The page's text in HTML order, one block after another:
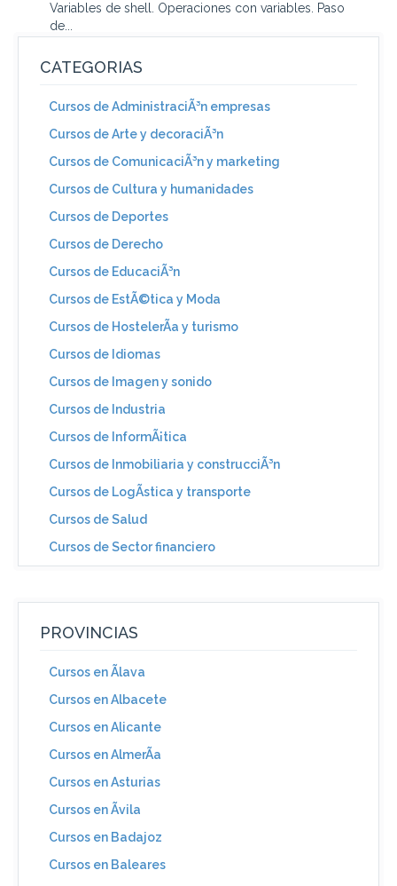
Variables de shell. Operaciones con variables. Paso
de...
CATEGORIAS
Cursos de AdministraciÃ³n empresas
Cursos de Arte y decoraciÃ³n
Cursos de ComunicaciÃ³n y marketing
Cursos de Cultura y humanidades
Cursos de Deportes
Cursos de Derecho
Cursos de EducaciÃ³n
Cursos de EstÃ©tica y Moda
Cursos de HostelerÃ­a y turismo
Cursos de Idiomas
Cursos de Imagen y sonido
Cursos de Industria
Cursos de InformÃ¡tica
Cursos de Inmobiliaria y construcciÃ³n
Cursos de LogÃ­stica y transporte
Cursos de Salud
Cursos de Sector financiero
PROVINCIAS
Cursos en Ãlava
Cursos en Albacete
Cursos en Alicante
Cursos en AlmerÃ­a
Cursos en Asturias
Cursos en Ãvila
Cursos en Badajoz
Cursos en Baleares